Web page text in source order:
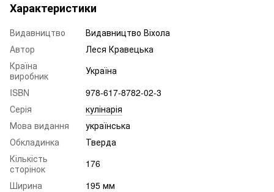
Характеристики
Видавництво
Видавництво Віхола
Автор
Леся Кравецька
Країна
виробник
Україна
ISBN
978-617-8782-02-3
Серія
кулінарія
Мова видання
українська
Обкладинка
Тверда
Кількість
сторінок
176
Ширина
195 мм